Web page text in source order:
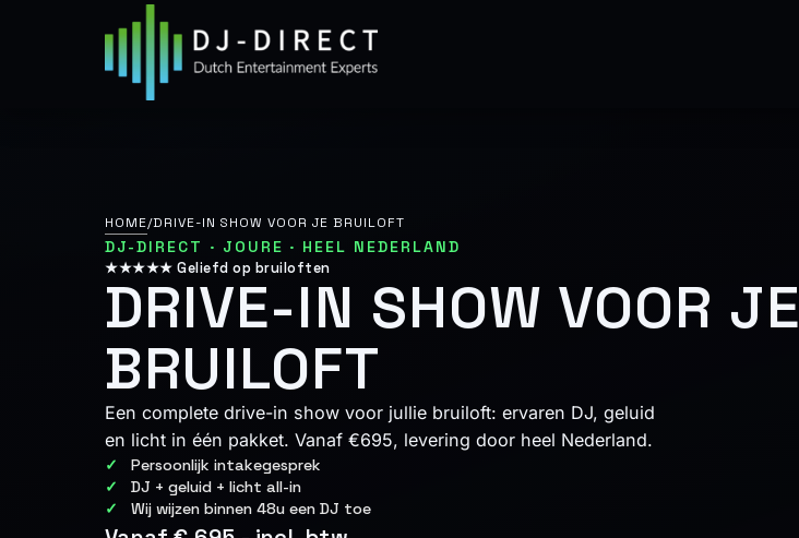
HOME/DRIVE-IN SHOW VOOR JE BRUILOFT
DJ-DIRECT · JOURE · HEEL NEDERLAND
★★★★★ Geliefd op bruiloften
DRIVE-IN SHOW VOOR JE
BRUILOFT
Een complete drive-in show voor jullie bruiloft: ervaren DJ, geluid
en licht in één pakket. Vanaf €695, levering door heel Nederland.
Persoonlijk intakegesprek
DJ + geluid + licht all-in
Wij wijzen binnen 48u een DJ toe